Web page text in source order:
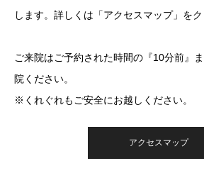
します。詳しくは「アクセスマップ」をク
ご来院はご予約された時間の『10分前』
院ください。
※くれぐれもご安全にお越しください。
アクセスマップ